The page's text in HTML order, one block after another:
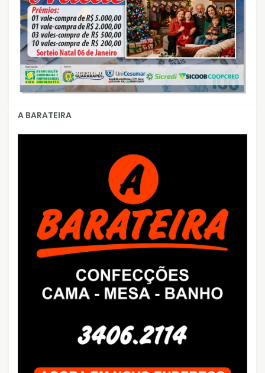
A BARATEIRA